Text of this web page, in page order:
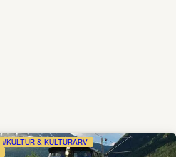
KULTUR & KULTURARV